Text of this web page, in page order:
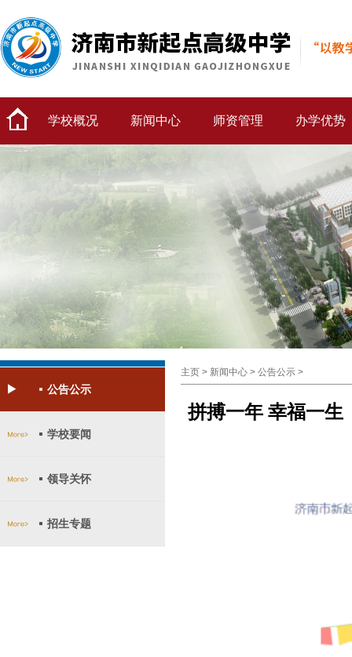
学校概况 新闻中心 师资管理 办学优势
公告公示
学校要闻
领导关怀
招生专题
主页 > 新闻中心 > 公告公示 >
拼搏一年 幸福一